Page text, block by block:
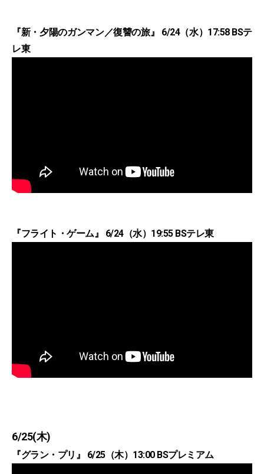
『新・夕陽のガンマン／復讐の旅』 6/24（水）17:58 BSテ
レ東
『フライト・ゲーム』 6/24（水）19:55 BSテレ東
6/25(木)
『グラン・プリ』 6/25（木）13:00 BSプレミアム